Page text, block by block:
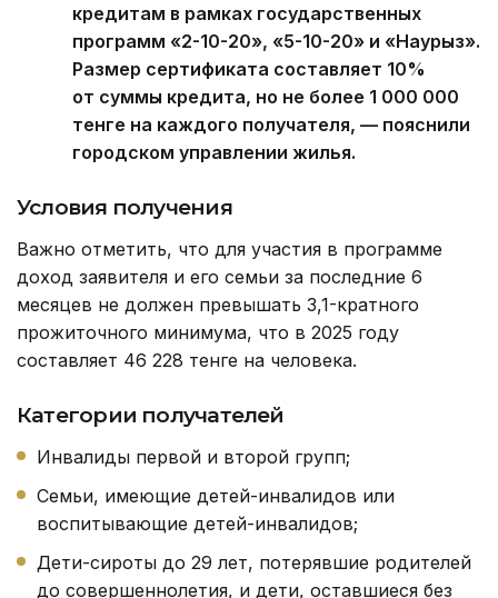
кредитам в рамках государственных
программ «2-10-20», «5-10-20» и «Наурыз».
Размер сертификата составляет 10%
от суммы кредита, но не более 1 000 000
тенге на каждого получателя, — пояснили
городском управлении жилья.
Условия получения
Важно отметить, что для участия в программе
доход заявителя и его семьи за последние 6
месяцев не должен превышать 3,1-кратного
прожиточного минимума, что в 2025 году
составляет 46 228 тенге на человека.
Категории получателей
Инвалиды первой и второй групп;
Семьи, имеющие детей-инвалидов или
воспитывающие детей-инвалидов;
Дети-сироты до 29 лет, потерявшие родителей
до совершеннолетия, и дети, оставшиеся без